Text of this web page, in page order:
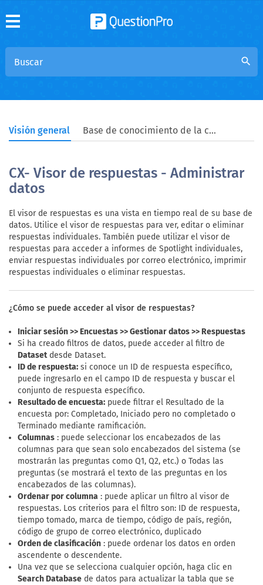
search
Visión general Base de conocimiento de la comunidad
CX- Visor de respuestas - Administrar
datos
El visor de respuestas es una vista en tiempo real de su base de
datos. Utilice el visor de respuestas para ver, editar o eliminar
respuestas individuales. También puede utilizar el visor de
respuestas para acceder a informes de Spotlight individuales,
enviar respuestas individuales por correo electrónico, imprimir
respuestas individuales o eliminar respuestas.
¿Cómo se puede acceder al visor de respuestas?
Iniciar sesión >> Encuestas >> Gestionar datos >> Respuestas
Si ha creado filtros de datos, puede acceder al filtro de
Datasetdesde Dataset.
ID de respuesta: si conoce un ID de respuesta específico,
puede ingresarlo en el campo ID de respuesta y buscar el
conjunto de respuesta específico.
Resultado de encuesta: puede filtrar el Resultado de la
encuesta por: Completado, Iniciado pero no completado o
Terminado mediante ramificación.
Columnas : puede seleccionar los encabezados de las
columnas para que sean solo encabezados del sistema (se
mostrarán las preguntas como Q1, Q2, etc.) o Todas las
preguntas (se mostrará el texto de las preguntas en los
encabezados de las columnas).
Ordenar por columna : puede aplicar un filtro al visor de
respuestas. Los criterios para el filtro son: ID de respuesta,
tiempo tomado, marca de tiempo, código de país, región,
código de grupo de correo electrónico, duplicado
Orden de clasificación : puede ordenar los datos en orden
ascendente o descendente.
Una vez que se selecciona cualquier opción, haga clic en
Search Database de datos para actualizar la tabla que se